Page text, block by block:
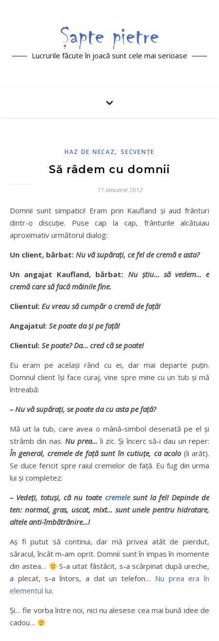
Lucrurile făcute în joacă sunt cele mai serioase
HAZ DE NECAZ,SECVENŢE
Să râdem cu domnii
11 ianuarie 2012
Domnii sunt simpatici! Eram prin Kaufland şi aud frânturi
dintr-o discuţie. Puse cap la cap, frânturile alcătuiau
aproximativ următorul dialog:
Un client, bărbat: Nu vă supăraţi, ce fel de cremă e asta?
Un angajat Kaufland, bărbat: Nu ştiu… să vedem… e
cremă care să facă mâinile fine.
Clientul: Eu vreau să cumpăr o cremă de faţă!
Angajatul: Se poate da şi pe faţă!
Clientul: Se poate? Da… cred că se poate!
Eu eram pe acelaşi rând cu ei, dar mai departe puţin.
Domnul client îşi face curaj, vine spre mine cu un tub şi mă
întreabă:
– Nu vă supăraţi, se poate da cu asta pe faţă?
Mă uit la tub, care avea o mână-simbol desenată pe el şi
strâmb din nas. Nu prea… îi zic. Şi încerc să-i dau un reper:
În general, cremele de faţă sunt în cutiuţe, ca acolo(îi arăt).
Se duce fericit spre raiul cremelor de faţă. Eu fug din urma
lui şi completez:
– Vedeţi, totuşi, că nu toate cremelesunt la fel! Depinde de
ten: normal, gras, uscat, mixt… sunt unele pentru hidratare,
altele anti-îmbătrânire…!
Aş fi putut să continui, dar mă privea atât de pierdut,
săracul, încât m-am oprit. Domnii sunt în impas în momente
din astea…
S-a uitat fâstâcit, s-a scărpinat după ureche,
a plecat, s-a întors, a dat un telefon… Nu prea era în
elementul lui.
Şi… fie vorba între noi, nici nu alesese cea mai bună idee de
cadou…